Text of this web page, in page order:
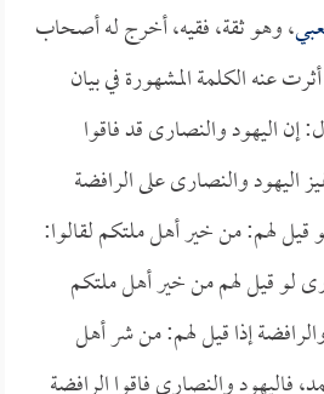
، وهو ثقة، فقيه، أخرج له أصحاب
عنه الكلمة المشهورة في بيان
إن اليهود والنصارى قد فاقوا
اليهود والنصارى على الرافضة
لهم: من خير أهل ملتكم لقالوا:
قيل لهم من خير أهل ملتكم
إذا قيل لهم: من شر أهل